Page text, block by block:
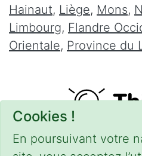
Cookies !
En poursuivant votre
Hainaut, Liège, Mons,
Limbourg, Flandre
Orientale, Province du